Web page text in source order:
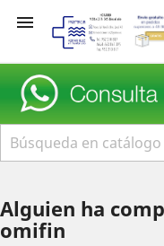

Alguien ha
omifin